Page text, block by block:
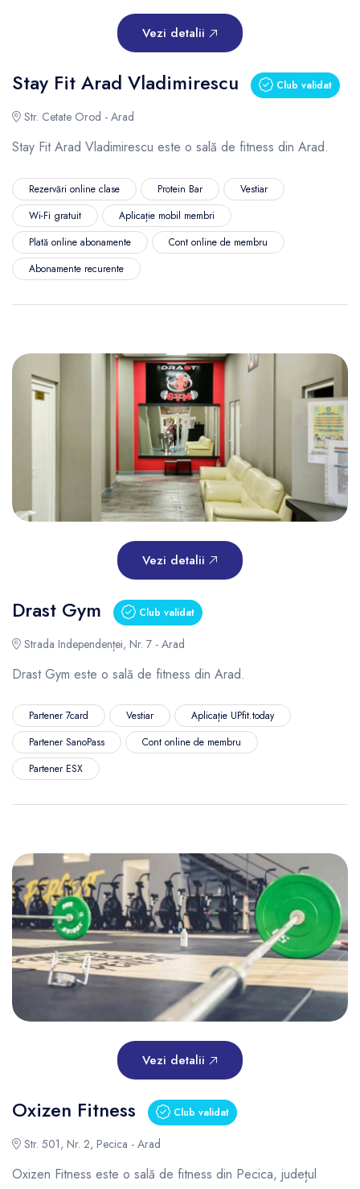
Vezi detalii
Stay Fit Arad Vladimirescu Club validat
Str. Cetate Orod - Arad
Stay Fit Arad Vladimirescu este o sală de fitness din Arad.
Rezervări online clase Protein Bar
Vestiar
Wi-Fi gratuit
Aplicație mobil membri
Plată online abonamente
Cont online de membru
Abonamente recurente
Vezi detalii
Drast Gym Club validat
Strada Independenței, Nr. 7 - Arad
Drast Gym este o sală de fitness din Arad.
Partener 7card Vestiar
Aplicație UPfit.today
Partener SanoPass
Cont online de membru
Partener ESX
Vezi detalii
Oxizen Fitness Club validat
Str. 501, Nr. 2, Pecica - Arad
Oxizen Fitness este o sală de fitness din Pecica, județul